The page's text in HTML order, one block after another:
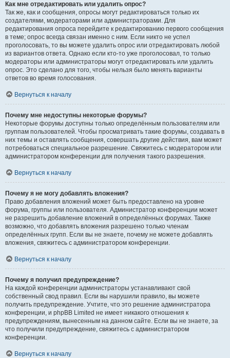
Как мне отредактировать или удалить опрос?
Так же, как и сообщения, опросы могут редактироваться только их
создателями, модераторами или администраторами. Для
редактирования опроса перейдите к редактированию первого сообщения
в теме; опрос всегда связан именно с ним. Если никто не успел
проголосовать, то вы можете удалить опрос или отредактировать любой
из вариантов ответа. Однако если кто-то уже проголосовал, то только
модераторы или администраторы могут отредактировать или удалить
опрос. Это сделано для того, чтобы нельзя было менять варианты
ответов во время голосования.
Вернуться к началу
Почему мне недоступны некоторые форумы?
Некоторые форумы доступны только определённым пользователям или
группам пользователей. Чтобы просматривать такие форумы, создавать в
них темы и оставлять сообщения, совершать другие действия, вам может
потребоваться специальное разрешение. Свяжитесь с модератором или
администратором конференции для получения такого разрешения.
Вернуться к началу
Почему я не могу добавлять вложения?
Право добавления вложений может быть предоставлено на уровне
форума, группы или пользователя. Администратор конференции может
не разрешить добавление вложений в определённых форумах. Также
возможно, что добавлять вложения разрешено только членам
определённых групп. Если вы не знаете, почему не можете добавлять
вложения, свяжитесь с администратором конференции.
Вернуться к началу
Почему я получил предупреждение?
На каждой конференции администраторы устанавливают свой
собственный свод правил. Если вы нарушили правило, вы можете
получить предупреждение. Учтите, что это решение администратора
конференции, и phpBB Limited не имеет никакого отношения к
предупреждениям, вынесенным на данном сайте. Если вы не знаете, за
что получили предупреждение, свяжитесь с администратором
конференции.
Вернуться к началу